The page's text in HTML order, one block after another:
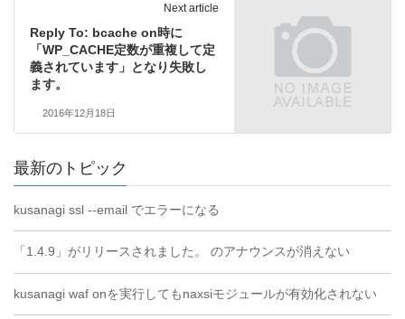
Next article
Reply To: bcache on時に
「WP_CACHE定数が重複して定
義されています」となり失敗し
ます。
2016年12月18日
最新のトピック
kusanagi ssl --email でエラーになる
「1.4.9」がリリースされました。 のアナウンスが消えない
kusanagi waf onを実行してもnaxsiモジュールが有効化されない